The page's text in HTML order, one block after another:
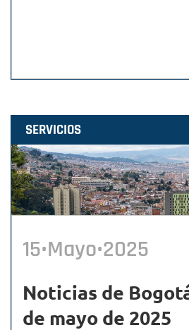
SERVICIOS
15•Mayo•2025
Noticias de
de mayo de 2025